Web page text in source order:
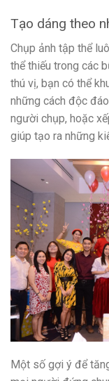
Tạo dáng theo
Chụp ảnh tập thể
thể thiếu trong các
thú vị, bạn có thể
những cách độc
người chụp, hoặc
giúp tạo ra những
Một số gợi ý để